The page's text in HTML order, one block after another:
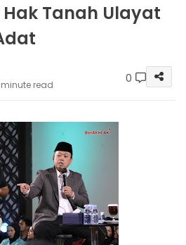
Tanah Ulayat
minute read 0